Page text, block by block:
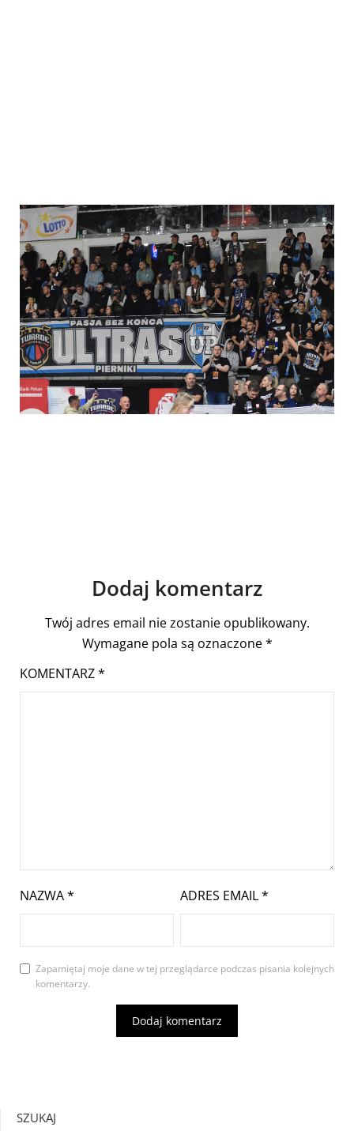
Dodaj komentarz
Twój adres email nie zostanie opublikowany.
Wymagane pola są oznaczone*
KOMENTARZ*
NAZWA* ADRES EMAIL*
Zapamiętaj moje dane w tej przeglądarce podczas pisania kolejnych
komentarzy.
SZUKAJ